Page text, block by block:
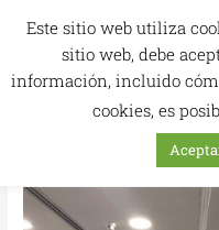
contenido
Este sitio web utiliza
sitio web, debe
información, incluido
cookies, es